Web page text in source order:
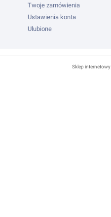
Twoje zamówienia
Ustawienia konta
Ulubione
Sklep internetowy